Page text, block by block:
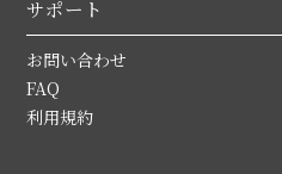
サポート
お問い合わせ
FAQ
利用規約